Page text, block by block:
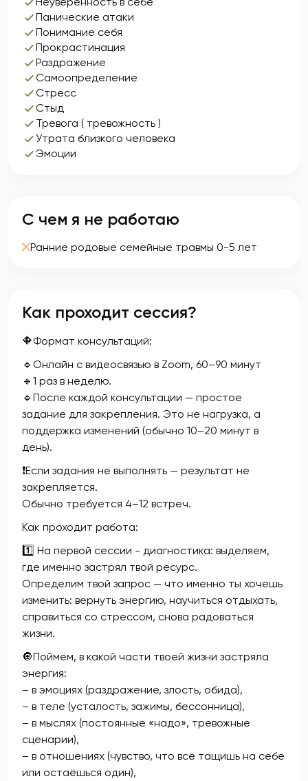
Панические атаки
Понимание себя
Прокрастинация
Раздражение
Самоопределение
Стресс
Стыд
Тревога ( тревожность )
Утрата близкого человека
Эмоции
С чем я не работаю
Ранние родовые семейные травмы 0-5 лет
Как проходит сессия?
🔶Формат консультаций:
🔹Онлайн с видеосвязью в Zoom, 60–90 минут
🔹1 раз в неделю.
🔹После каждой консультации — простое
задание для закрепления. Это не нагрузка, а
поддержка изменений (обычно 10–20 минут в
день).
❗Если задания не выполнять — результат не
закрепляется.
Обычно требуется 4–12 встреч.
Как проходит работа:
1️⃣ На первой сессии - диагностика: выделяем,
где именно застрял твой ресурс.
Определим твой запрос — что именно ты хочешь
изменить: вернуть энергию, научиться отдыхать,
справиться со стрессом, снова радоваться
жизни.
🔘Поймём, в какой части твоей жизни застряла
энергия:
– в эмоциях (раздражение, злость, обида),
– в теле (усталость, зажимы, бессонница),
– в мыслях (постоянные «надо», тревожные
сценарии),
– в отношениях (чувство, что всё тащишь на себе
или остаёшься один),